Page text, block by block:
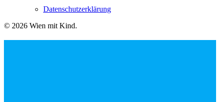
Datenschutzerklärung
© 2026 Wien mit Kind.